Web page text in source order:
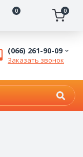
0 0
(066) 261-90-09
Заказать звонок